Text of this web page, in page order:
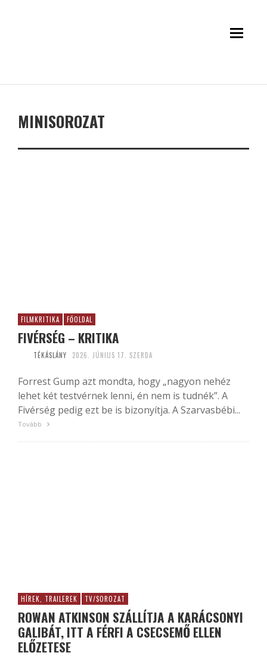
MINISOROZAT
FILMKRITIKA FŐOLDAL
FIVÉRSÉG – KRITIKA
TÉKÁSLÁNY 2026. JÚNIUS 17. SZERDA
Forrest Gump azt mondta, hogy „nagyon nehéz
lehet két testvérnek lenni, én nem is tudnék”. A
Fivérség pedig ezt be is bizonyítja. A Szarvasbébi...
Tovább
HÍREK, TRAILEREK TV/SOROZAT
ROWAN ATKINSON SZÁLLÍTJA A KARÁCSONYI
GALIBÁT, ITT A FÉRFI A CSECSEMŐ ELLEN
ELŐZETESE